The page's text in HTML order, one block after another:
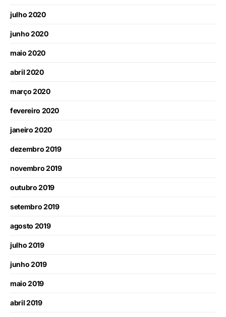
julho 2020
junho 2020
maio 2020
abril 2020
março 2020
fevereiro 2020
janeiro 2020
dezembro 2019
novembro 2019
outubro 2019
setembro 2019
agosto 2019
julho 2019
junho 2019
maio 2019
abril 2019